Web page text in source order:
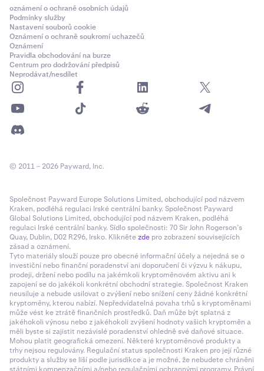
oznámení o ochraně osobních údajů
Podmínky služby
Nastavení souborů cookie
Oznámení o ochraně soukromí uchazečů
Oznámení
Pravidla obchodování na burze
Centrum pro dodržování předpisů
Neprodávat/nesdílet
© 2011 – 2026 Payward, Inc.
Společnost Payward Europe Solutions Limited, obchodující pod názvem
Kraken, podléhá regulaci Irské centrální banky. Společnost Payward
Global Solutions Limited, obchodující pod názvem Kraken, podléhá
regulaci Irské centrální banky. Sídlo společnosti: 70 Sir John Rogerson’s
Quay, Dublin, D02 R296, Irsko. Kliknětezde pro zobrazení souvisejících
zásad a oznámení.
Tyto materiály slouží pouze pro obecné informační účely a nejedná se o
investiční nebo finanční poradenství ani doporučení či výzvu k nákupu,
prodeji, držení nebo podílu na jakémkoli kryptoměnovém aktivu ani k
zapojení se do jakékoli konkrétní obchodní strategie. Společnost Kraken
neusiluje a nebude usilovat o zvýšení nebo snížení ceny žádné konkrétní
kryptoměny, kterou nabízí. Nepředvídatelná povaha trhů s kryptoměnami
může vést ke ztrátě finančních prostředků. Daň může být splatná z
jakéhokoli výnosu nebo z jakéhokoli zvýšení hodnoty vašich kryptoměn a
měli byste si zajistit nezávislé poradenství ohledně své daňové situace.
Mohou platit geografická omezení. Některé kryptoměnové produkty a
trhy nejsou regulovány. Regulační status společnosti Kraken pro její různé
produkty a služby se liší podle jurisdikce a je možné, že nebudete chráněni